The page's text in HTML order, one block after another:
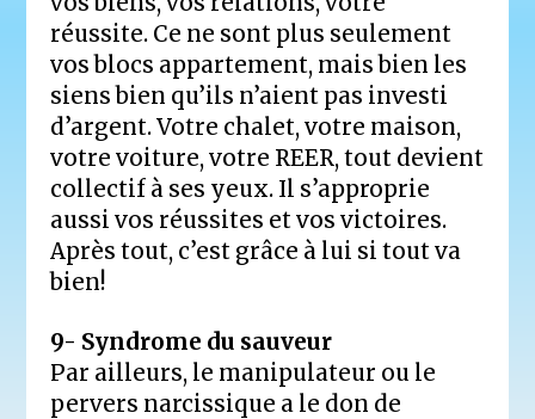
réussite. Ce ne sont plus seulement
vos blocs appartement, mais bien les
siens bien qu’ils n’aient pas investi
d’argent. Votre chalet, votre maison,
votre voiture, votre REER, tout devient
collectif à ses yeux. Il s’approprie
aussi vos réussites et vos victoires.
Après tout, c’est grâce à lui si tout va
bien!
9- Syndrome du sauveur
Par ailleurs, le manipulateur ou le
pervers narcissique a le don de